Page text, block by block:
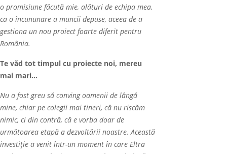
o promisiune făcută mie, alături de echipa mea,
ca o încununare a muncii depuse, aceea de a
gestiona un nou proiect foarte diferit pentru
România.
Te văd tot timpul cu proiecte noi, mereu
mai mari…
Nu a fost greu să conving oamenii de lângă
mine, chiar pe colegii mai tineri, că nu riscăm
nimic, ci din contră, că e vorba doar de
următoarea etapă a dezvoltării noastre. Această
investiție a venit într-un moment în care Eltra